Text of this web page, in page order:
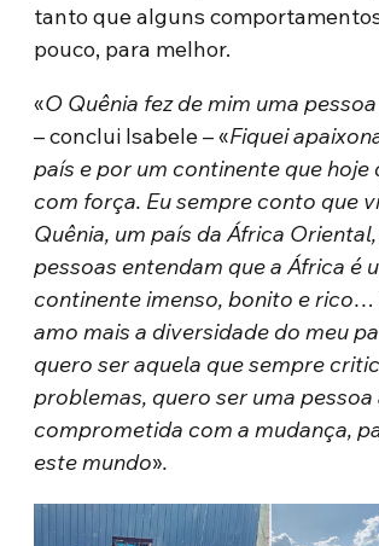
tanto que alguns
pouco, para melhor.
«O Quênia fez de mim uma
– conclui Isabele – «Fiquei
país e por um continente que hoje
com força. Eu sempre conto que
Quênia, um país da África
pessoas entendam que a África é
continente imenso, bonito e rico…
amo mais a diversidade do meu
quero ser aquela que sempre
problemas, quero ser uma pessoa
comprometida com a mudança,
este mundo».